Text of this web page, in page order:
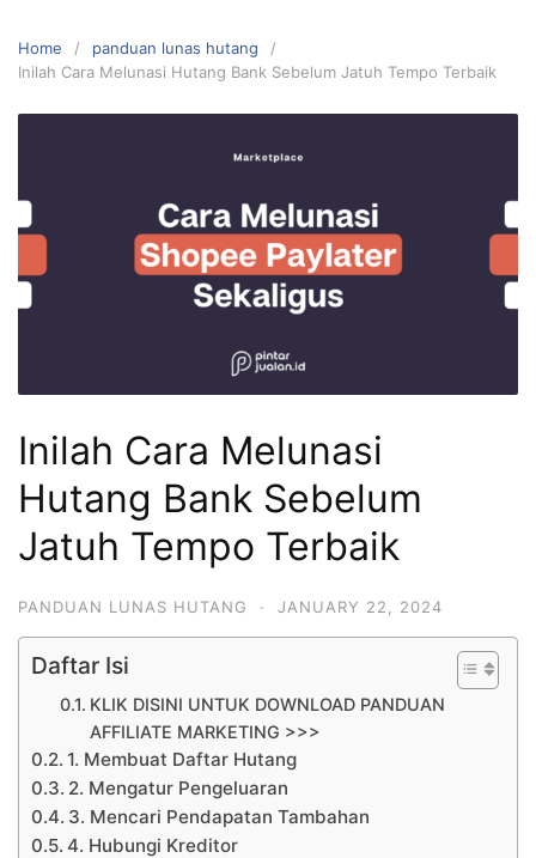
Home
panduan lunas hutang
Inilah Cara Melunasi Hutang Bank Sebelum Jatuh Tempo Terbaik
Inilah Cara Melunasi
Hutang Bank Sebelum
Jatuh Tempo Terbaik
PANDUAN LUNAS HUTANG · JANUARY 22, 2024
Daftar Isi
KLIK DISINI UNTUK DOWNLOAD PANDUAN
AFFILIATE MARKETING >>>
1. Membuat Daftar Hutang
2. Mengatur Pengeluaran
3. Mencari Pendapatan Tambahan
4. Hubungi Kreditor